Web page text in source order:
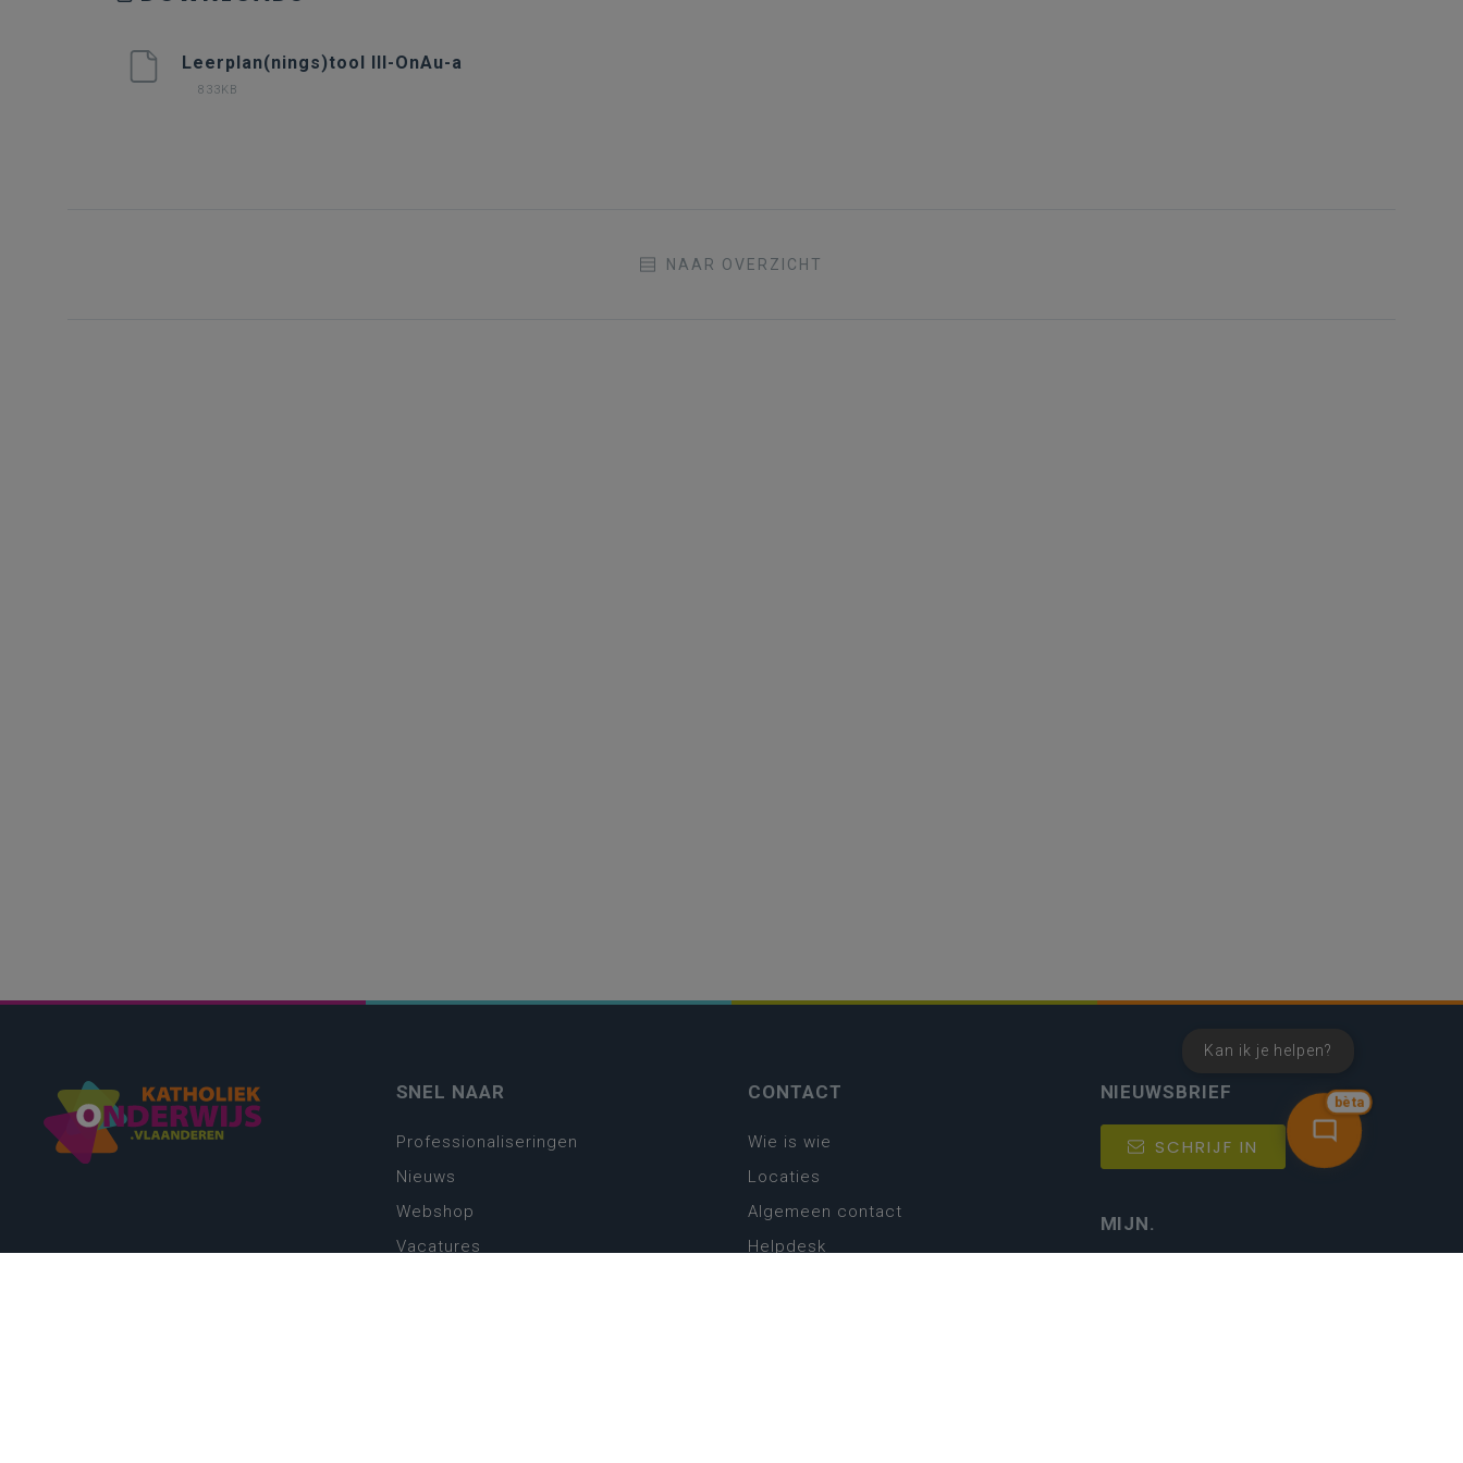
Leerplan(nings)tool III-OnAu-a
833KB
NAAR OVERZICHT
bèta
Kan ik je helpen?
SNEL NAAR
Professionaliseringen
Nieuws
Webshop
Vacatures
CONTACT
Wie is wie
Locaties
Algemeen contact
Helpdesk
NIEUWSBRIEF
SCHRIJF IN
MIJN.